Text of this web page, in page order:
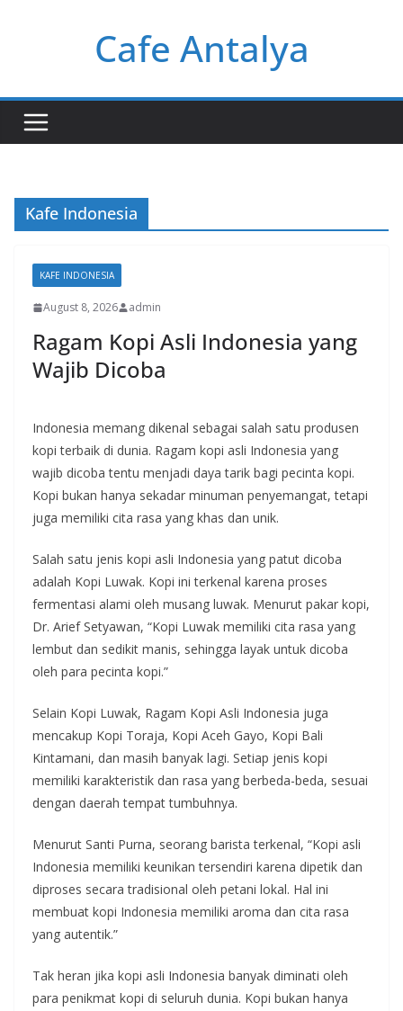
Cafe Antalya
Kafe Indonesia
KAFE INDONESIA
August 8, 2026 admin
Ragam Kopi Asli Indonesia yang
Wajib Dicoba
Indonesia memang dikenal sebagai salah satu produsen
kopi terbaik di dunia. Ragam kopi asli Indonesia yang
wajib dicoba tentu menjadi daya tarik bagi pecinta kopi.
Kopi bukan hanya sekadar minuman penyemangat, tetapi
juga memiliki cita rasa yang khas dan unik.
Salah satu jenis kopi asli Indonesia yang patut dicoba
adalah Kopi Luwak. Kopi ini terkenal karena proses
fermentasi alami oleh musang luwak. Menurut pakar kopi,
Dr. Arief Setyawan, “Kopi Luwak memiliki cita rasa yang
lembut dan sedikit manis, sehingga layak untuk dicoba
oleh para pecinta kopi.”
Selain Kopi Luwak, Ragam Kopi Asli Indonesia juga
mencakup Kopi Toraja, Kopi Aceh Gayo, Kopi Bali
Kintamani, dan masih banyak lagi. Setiap jenis kopi
memiliki karakteristik dan rasa yang berbeda-beda, sesuai
dengan daerah tempat tumbuhnya.
Menurut Santi Purna, seorang barista terkenal, “Kopi asli
Indonesia memiliki keunikan tersendiri karena dipetik dan
diproses secara tradisional oleh petani lokal. Hal ini
membuat kopi Indonesia memiliki aroma dan cita rasa
yang autentik.”
Tak heran jika kopi asli Indonesia banyak diminati oleh
para penikmat kopi di seluruh dunia. Kopi bukan hanya